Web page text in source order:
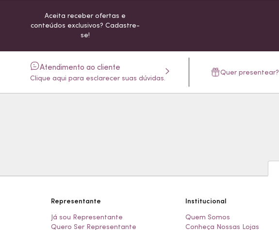
Aceita receber ofertas e
conteúdos exclusivos? Cadastre-
se!
Atendimento ao cliente
Clique aqui para esclarecer suas dúvidas.
Quer presentear?
Representante
Já sou Representante
Quero Ser Representante
Institucional
Quem Somos
Conheça Nossas Lojas